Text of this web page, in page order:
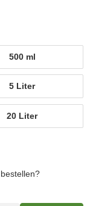
500 ml
500 ml
5 Liter
5 Liter
20 Liter
20 Liter